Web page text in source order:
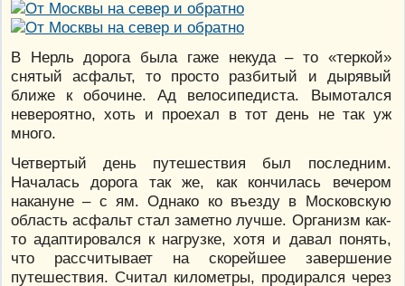
В Нерль дорога была гаже некуда – то «теркой»
снятый асфальт, то просто разбитый и дырявый
ближе к обочине. Ад велосипедиста. Вымотался
невероятно, хоть и проехал в тот день не так уж
много.
Четвертый день путешествия был последним.
Началась дорога так же, как кончилась вечером
накануне – с ям. Однако ко въезду в Московскую
область асфальт стал заметно лучше. Организм как-
то адаптировался к нагрузке, хотя и давал понять,
что рассчитывает на скорейшее завершение
путешествия. Считал километры, продирался через